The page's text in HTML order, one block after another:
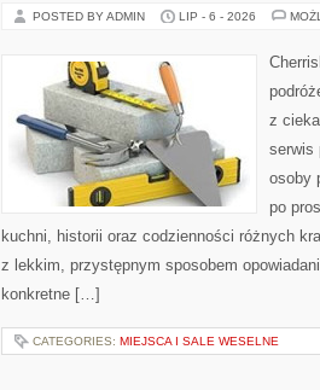
POSTED BY ADMIN LIP - 6 - 2026
z
serwis
osoby
po
kuchni, historii oraz codzienności różnych
z lekkim, przystępnym sposobem
konkretne […]
CATEGORIES: MIEJSCA I SALE WESELNE